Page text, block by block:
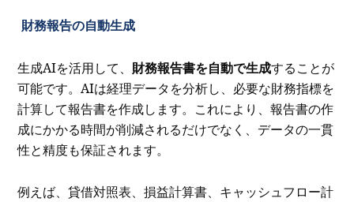
財務報告の自動生成
生成AIを活用して、 財務報告書を自動で生成することが
可能です。AIは経理データを分析し、必要な財務指標を
計算して報告書を作成します。これにより、報告書の作
成にかかる時間が削減されるだけでなく、データの一貫
性と精度も保証されます。
例えば、貸借対照表、損益計算書、キャッシュフロー計